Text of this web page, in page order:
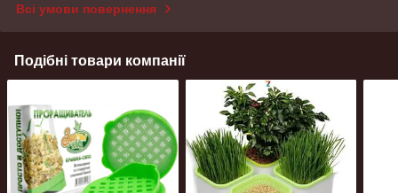
Всі умови повернення
Подібні товари компанії